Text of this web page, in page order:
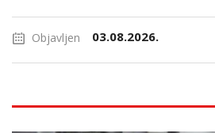
Objavljen 03.08.2026.